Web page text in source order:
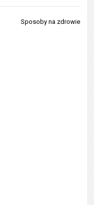
Sposoby na zdrowie